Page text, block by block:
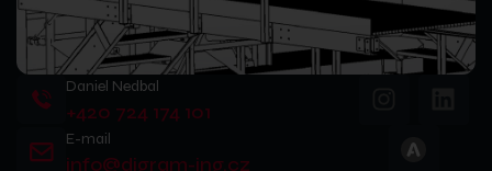
Daniel Nedbal
+420 724 174 101
E-mail
info@digram-ing.cz